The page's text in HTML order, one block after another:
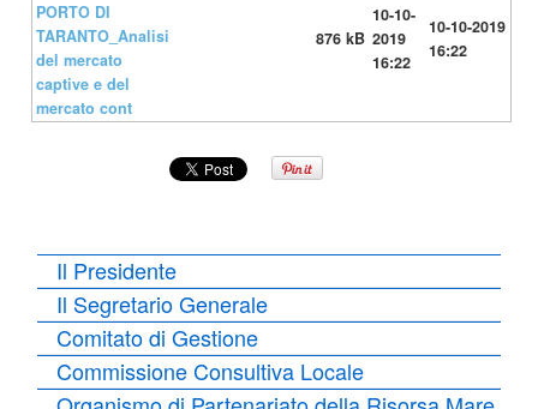
PORTO DI
TARANTO_Analisi
del mercato
captive e del
mercato cont
876 kB
10-10-
2019
16:22
10-10-2019
16:22
Il Presidente
Il Segretario Generale
Comitato di Gestione
Commissione Consultiva Locale